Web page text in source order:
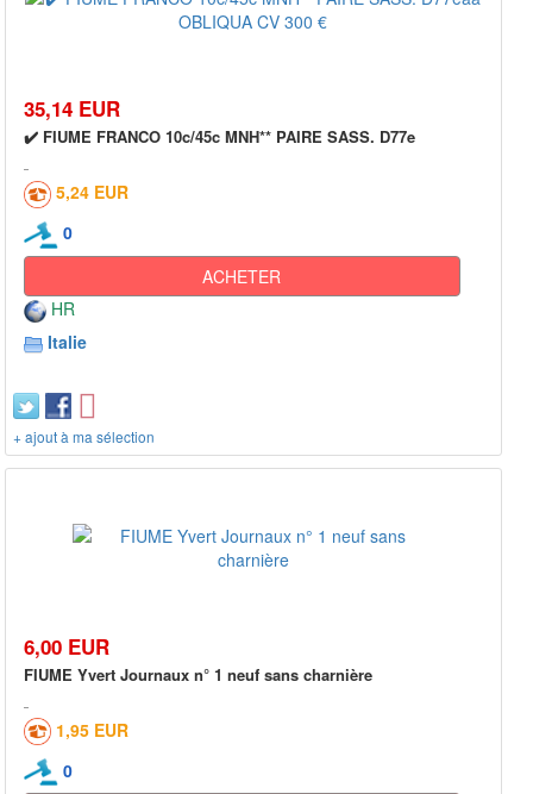
35,14 EUR
✔️ FIUME FRANCO 10c/45c MNH** PAIRE SASS. D77e
5,24 EUR
0
ACHETER
HR
Italie
+ ajout à ma sélection
6,00 EUR
FIUME Yvert Journaux n° 1 neuf sans charnière
1,95 EUR
0